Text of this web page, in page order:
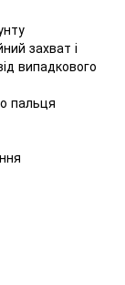
захват і
випадкового
пальця